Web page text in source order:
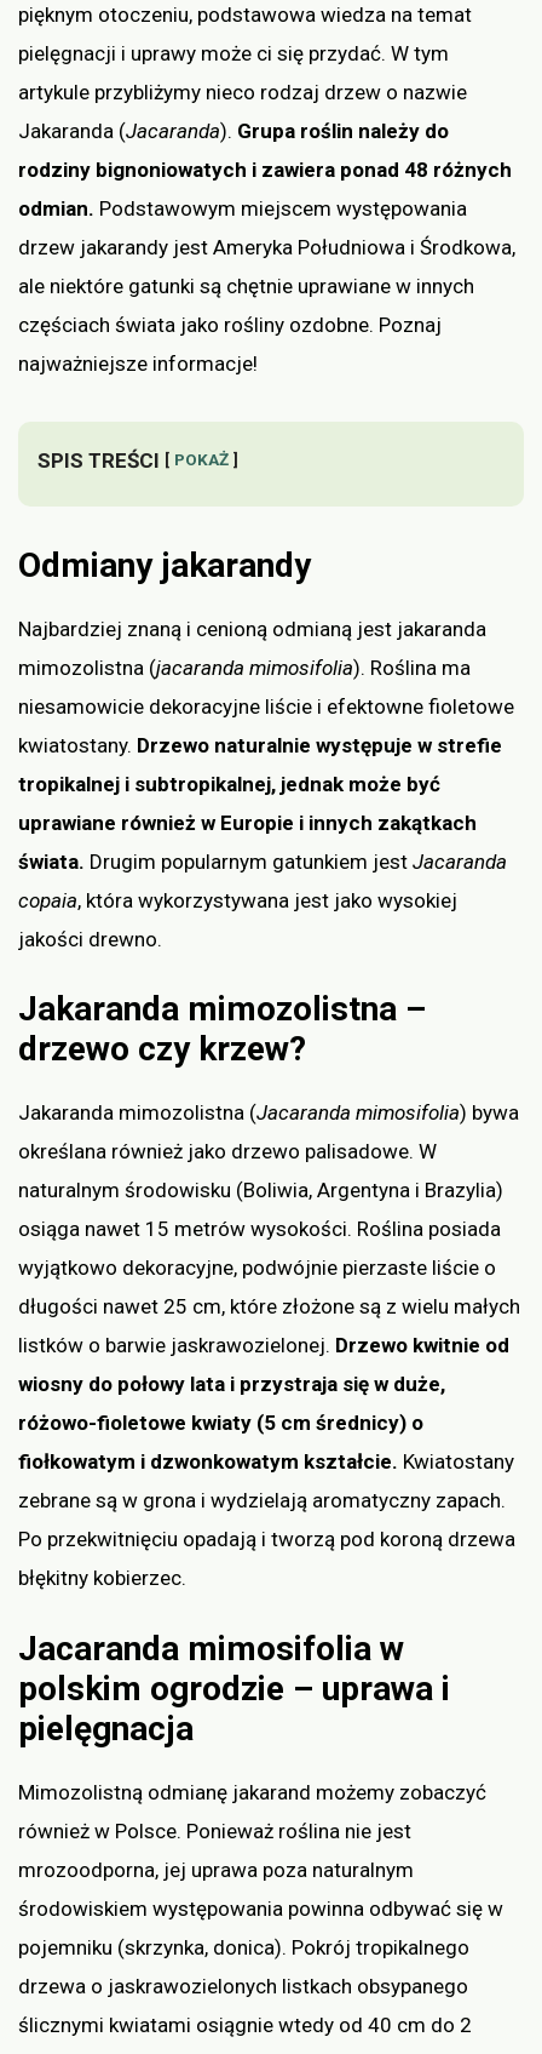
pięknym otoczeniu, podstawowa wiedza na temat
pielęgnacji i uprawy może ci się przydać. W tym
artykule przybliżymy nieco rodzaj drzew o nazwie
Jakaranda (Jacaranda). Grupa roślin należy do
rodziny bignoniowatych i zawiera ponad 48 różnych
odmian. Podstawowym miejscem występowania
drzew jakarandy jest Ameryka Południowa i Środkowa,
ale niektóre gatunki są chętnie uprawiane w innych
częściach świata jako rośliny ozdobne. Poznaj
najważniejsze informacje!
SPIS TREŚCI POKAŻ
Odmiany jakarandy
Najbardziej znaną i cenioną odmianą jest jakaranda
mimozolistna (jacaranda mimosifolia). Roślina ma
niesamowicie dekoracyjne liście i efektowne fioletowe
kwiatostany. Drzewo naturalnie występuje w strefie
tropikalnej i subtropikalnej, jednak może być
uprawiane również w Europie i innych zakątkach
świata. Drugim popularnym gatunkiem jest Jacaranda
copaia, która wykorzystywana jest jako wysokiej
jakości drewno.
Jakaranda mimozolistna –
drzewo czy krzew?
Jakaranda mimozolistna (Jacaranda mimosifolia) bywa
określana również jako drzewo palisadowe. W
naturalnym środowisku (Boliwia, Argentyna i Brazylia)
osiąga nawet 15 metrów wysokości. Roślina posiada
wyjątkowo dekoracyjne, podwójnie pierzaste liście o
długości nawet 25 cm, które złożone są z wielu małych
listków o barwie jaskrawozielonej. Drzewo kwitnie od
wiosny do połowy lata i przystraja się w duże,
różowo-fioletowe kwiaty (5 cm średnicy) o
fiołkowatym i dzwonkowatym kształcie. Kwiatostany
zebrane są w grona i wydzielają aromatyczny zapach.
Po przekwitnięciu opadają i tworzą pod koroną drzewa
błękitny kobierzec.
Jacaranda mimosifolia w
polskim ogrodzie – uprawa i
pielęgnacja
Mimozolistną odmianę jakarand możemy zobaczyć
również w Polsce. Ponieważ roślina nie jest
mrozoodporna, jej uprawa poza naturalnym
środowiskiem występowania powinna odbywać się w
pojemniku (skrzynka, donica). Pokrój tropikalnego
drzewa o jaskrawozielonych listkach obsypanego
ślicznymi kwiatami osiągnie wtedy od 40 cm do 2